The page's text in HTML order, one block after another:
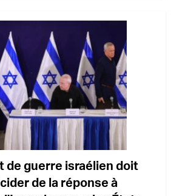
de guerre israélien doit
de la réponse à